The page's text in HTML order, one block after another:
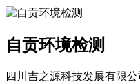
自贡环境检测
四川吉之源科技发展有限